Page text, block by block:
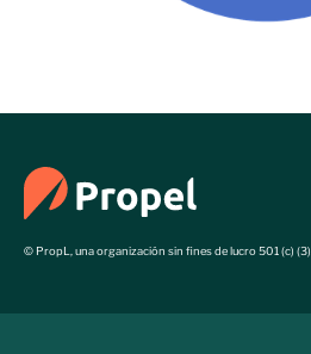
© PropL, una organización sin fines de lucro 501 (c) (3).